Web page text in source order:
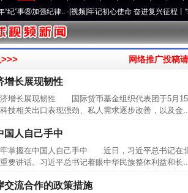
加强纪律..·[视频]牢记初心使命 奋进复兴征程丨“转折之
网络推广投稿
增长展现韧性
增长展现韧性 国际货币基金组织代表团于5月15
技相关出口表现强劲、私人需求逐步改善，以及金..
国人自己手中
掌握在中国人自己手中 近日，习近平总书记在
要讲话。习近平总书记着眼中华民族整体利益和长..
交流合作的政策措施